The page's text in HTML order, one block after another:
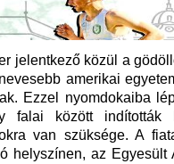
jelentkező közül a
amerikai
Ezzel nyomdokaiba
falai között indították
van szüksége. A
helyszínen, az